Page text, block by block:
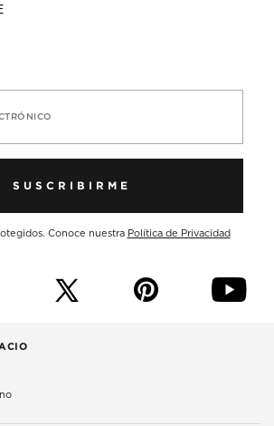
SUSCRIBIRME
Conoce nuestra Política de Privacidad
p y